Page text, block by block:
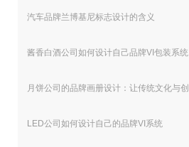
汽车品牌兰博基尼标志设计的含义
酱香白酒公司如何设计自己品牌VI包装系统
LED公司如何设计自己的品牌VI系统